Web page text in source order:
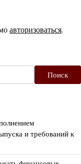
авторизоваться.
Поиск
и требований к